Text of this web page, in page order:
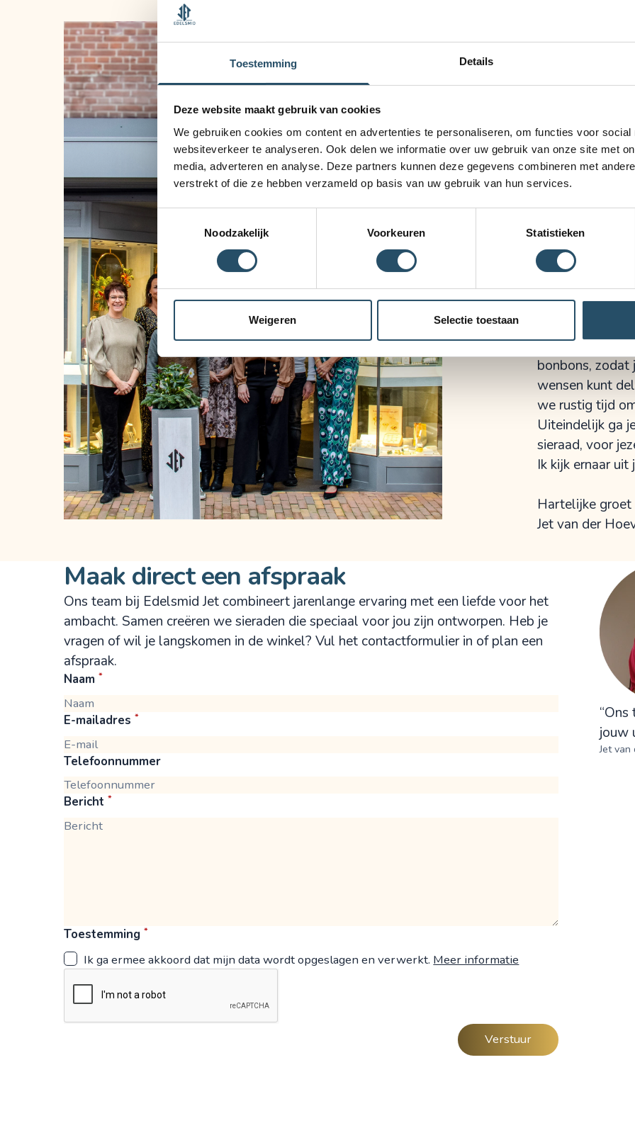
Toestemming Details
Deze website maakt gebruik van cookies
We gebruiken cookies om content en advertenties te personaliseren, om functies voor social
websiteverkeer te analyseren. Ook delen we informatie over uw gebruik van onze site met
media, adverteren en analyse. Deze partners kunnen deze gegevens combineren met
verstrekt of die ze hebben verzameld op basis van uw gebruik van hun services.
Noodzakelijk
Voorkeuren Statistieken
Weigeren Selectie toestaan
passie
service
Wanneer je
passie voelt
draait om
om naar jouw
jou te
perfecte
of een ontwerp
zilveren of
oorbellen en
gemaakt. Heb
Dan plannen
Ik verwelkom
bonbons, zodat
wensen kunt
we rustig tijd
Uiteindelijk ga
sieraad, voor
Ik kijk ernaar
Hartelijke groet
Jet van der
Maak direct een afspraak
Ons team bij Edelsmid Jet combineert jarenlange ervaring met een liefde voor het
ambacht. Samen creëren we sieraden die speciaal voor jou zijn ontworpen. Heb je
vragen of wil je langskomen in de winkel? Vul het contactformulier in of plan een
afspraak.
Naam *
E-mailadres *
Telefoonnummer
Bericht *
Toestemming *
Ik ga ermee akkoord dat mijn data wordt opgeslagen en verwerkt. Meer informatie
Verstuur
jouw
Jet van